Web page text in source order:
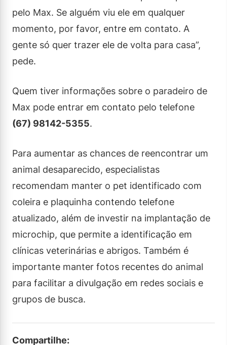
pelo Max. Se alguém viu ele em qualquer
momento, por favor, entre em contato. A
gente só quer trazer ele de volta para casa”,
pede.
Quem tiver informações sobre o paradeiro de
Max pode entrar em contato pelo telefone
(67) 98142-5355.
Para aumentar as chances de reencontrar um
animal desaparecido, especialistas
recomendam manter o pet identificado com
coleira e plaquinha contendo telefone
atualizado, além de investir na implantação de
microchip, que permite a identificação em
clínicas veterinárias e abrigos. Também é
importante manter fotos recentes do animal
para facilitar a divulgação em redes sociais e
grupos de busca.
Compartilhe: